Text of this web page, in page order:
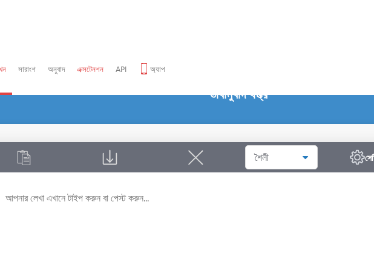
সারাংশ অনুবাদ এক্সটেনশন API অ্যাপ
ভাবানুবাদ যন্ত্র
শৈলী